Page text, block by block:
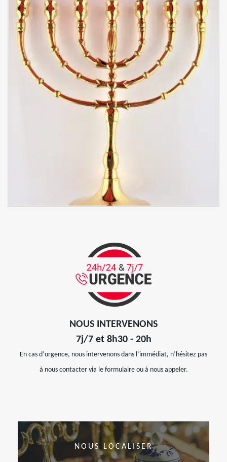
NOUS INTERVENONS
7j/7 et 8h30 - 20h
En cas d’urgence, nous intervenons dans l’immédiat, n’hésitez pas
à nous contacter via le formulaire ou à nous appeler.
NOUS LOCALISER